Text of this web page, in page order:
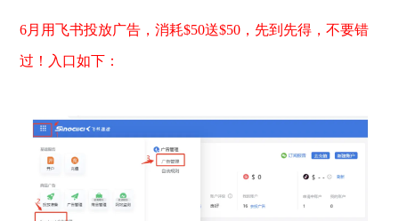
6月用飞书投放广告，消耗$50送$50，先到先得，不要错
过！入口如下：